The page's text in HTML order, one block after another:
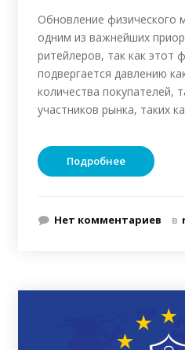
Обновление физического
одним из важнейших
ритейлеров, так как этот
подвергается давлению
количества покупателей,
участников рынка, таких
Подробнее
Нет комментариев в